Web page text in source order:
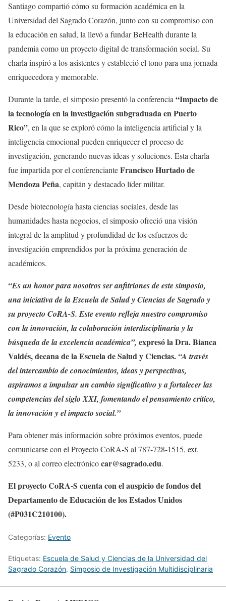
Santiago compartió cómo su formación académica en la
Universidad del Sagrado Corazón, junto con su compromiso con
la educación en salud, la llevó a fundar BeHealth durante la
pandemia como un proyecto digital de transformación social. Su
charla inspiró a los asistentes y estableció el tono para una jornada
enriquecedora y memorable.
Durante la tarde, el simposio presentó la conferencia“Impacto de
la tecnología en la investigación subgraduada en Puerto
Rico”, en la que se exploró cómo la inteligencia artificial y la
inteligencia emocional pueden enriquecer el proceso de
investigación, generando nuevas ideas y soluciones. Esta charla
fue impartida por el conferencianteFrancisco Hurtado de
Mendoza Peña, capitán y destacado líder militar.
Desde biotecnología hasta ciencias sociales, desde las
humanidades hasta negocios, el simposio ofreció una visión
integral de la amplitud y profundidad de los esfuerzos de
investigación emprendidos por la próxima generación de
académicos.
“Es un honor para nosotros ser anfitriones de este simposio,
una iniciativa de la Escuela de Salud y Ciencias de Sagrado y
su proyecto CoRA-S. Este evento refleja nuestro compromiso
con la innovación, la colaboración interdisciplinaria y la
búsqueda de la excelencia académica”, expresó la Dra. Bianca
Valdés, decana de la Escuela de Salud y Ciencias. “A través
del intercambio de conocimientos, ideas y perspectivas,
aspiramos a impulsar un cambio significativo y a fortalecer las
competencias del siglo XXI, fomentando el pensamiento crítico,
la innovación y el impacto social.”
Para obtener más información sobre próximos eventos, puede
comunicarse con el Proyecto CoRA-S al 787-728-1515, ext.
5233, o al correo electrónicocar@sagrado.edu.
El proyecto CoRA-S cuenta con el auspicio de fondos del
Departamento de Educación de los Estados Unidos
(#P031C210100).
Categorías: Evento
Etiquetas: Escuela de Salud y Ciencias de la Universidad del
Sagrado Corazón, Simposio de Investigación Multidisciplinaria